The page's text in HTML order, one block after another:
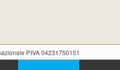
P.IVA 04231750151